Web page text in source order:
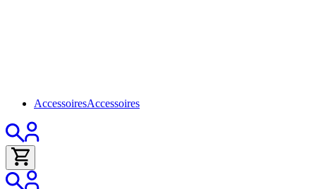
AccessoiresAccessoires